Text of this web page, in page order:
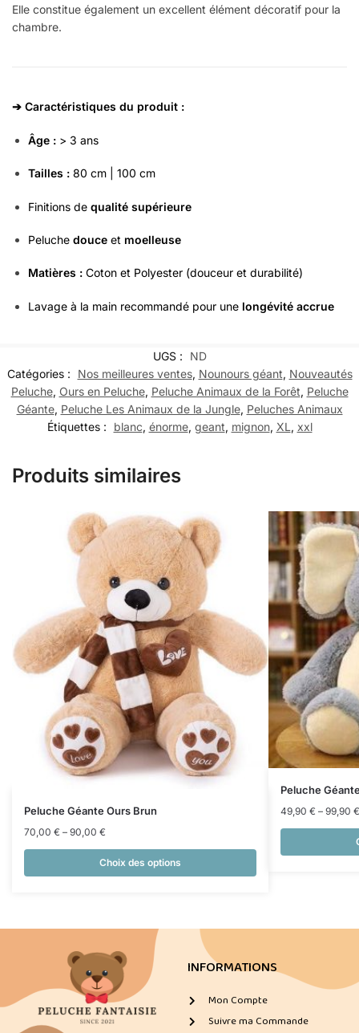
Elle constitue également un excellent élément décoratif pour la
chambre.
➔ Caractéristiques du produit :
Âge : > 3 ans
Tailles : 80 cm | 100 cm
Finitions de qualité supérieure
Peluche douce et moelleuse
Matières : Coton et Polyester (douceur et durabilité)
Lavage à la main recommandé pour une longévité accrue
UGS :
ND
Catégories :
Nos meilleures ventes, Nounours géant, Nouveautés
Peluche, Ours en Peluche, Peluche Animaux de la Forêt, Peluche
Géante, Peluche Les Animaux de la Jungle, Peluches Animaux
Étiquettes :
blanc, énorme, geant, mignon, XL, xxl
Produits similaires
Peluche Géante Ours Brun
70,00 € – 90,00 €
Choix des options
Peluche
49,90 € – 99,90 €
INFORMATIONS
Mon Compte
Suivre ma Commande